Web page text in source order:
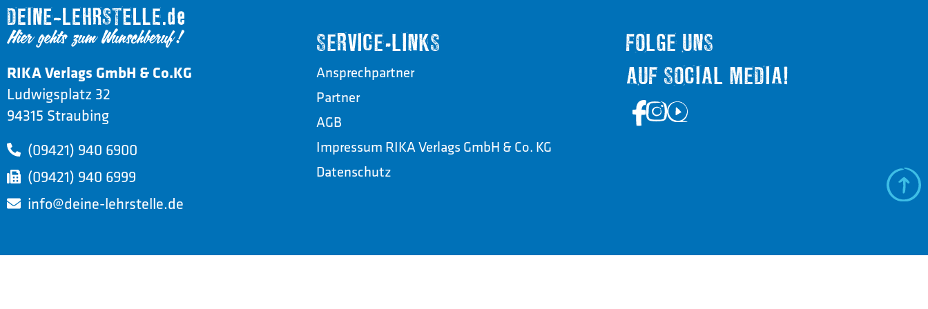
RIKA Verlags GmbH & Co.KG
Ludwigsplatz 32
94315 Straubing
(09421) 940 6900
(09421) 940 6999
info@deine-lehrstelle.de
SERVICE-LINKS
Ansprechpartner
Partner
AGB
Impressum RIKA Verlags GmbH & Co. KG
Datenschutz
FOLGE UNS
AUF SOCIAL MEDIA!